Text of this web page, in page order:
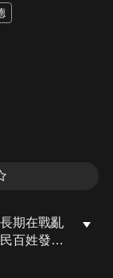
期在戰亂
百姓發